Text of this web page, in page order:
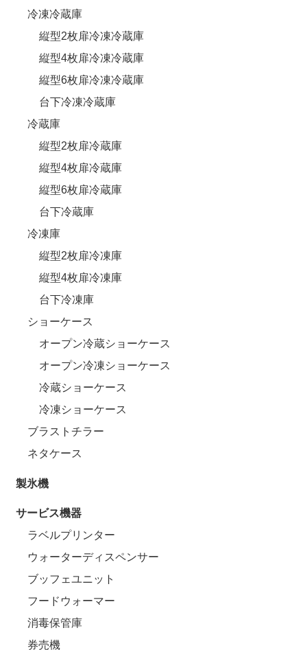
冷凍冷蔵庫
縦型2枚扉冷凍冷蔵庫
縦型4枚扉冷凍冷蔵庫
縦型6枚扉冷凍冷蔵庫
台下冷凍冷蔵庫
冷蔵庫
縦型2枚扉冷蔵庫
縦型4枚扉冷蔵庫
縦型6枚扉冷蔵庫
台下冷蔵庫
冷凍庫
縦型2枚扉冷凍庫
縦型4枚扉冷凍庫
台下冷凍庫
ショーケース
オープン冷蔵ショーケース
オープン冷凍ショーケース
冷蔵ショーケース
冷凍ショーケース
ブラストチラー
ネタケース
製氷機
サービス機器
ラベルプリンター
ウォーターディスペンサー
ブッフェユニット
フードウォーマー
消毒保管庫
券売機